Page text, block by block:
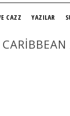
CAZZ YAZILAR